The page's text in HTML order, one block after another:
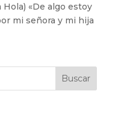
«De algo estoy
mi señora y mi hija